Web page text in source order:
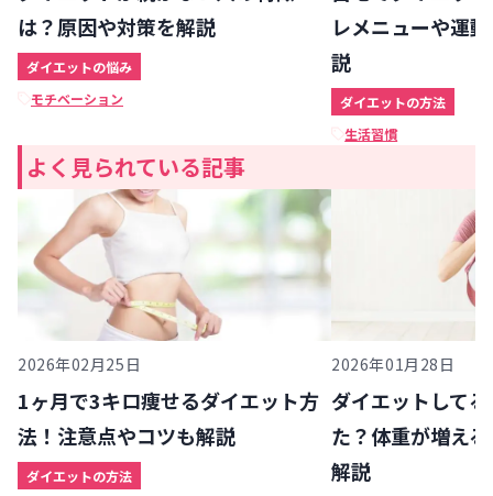
は？原因や対策を解説
ダイエットの悩み
モチベーション
レメニューや運
説
ダイエットの方法
生活習慣
よく見られている記事
2026年02月25日
1ヶ月で3キロ痩せるダイエット方
法！注意点やコツも解説
ダイエットの方法
2026年01月28日
ダイエットして
た？体重が増え
解説